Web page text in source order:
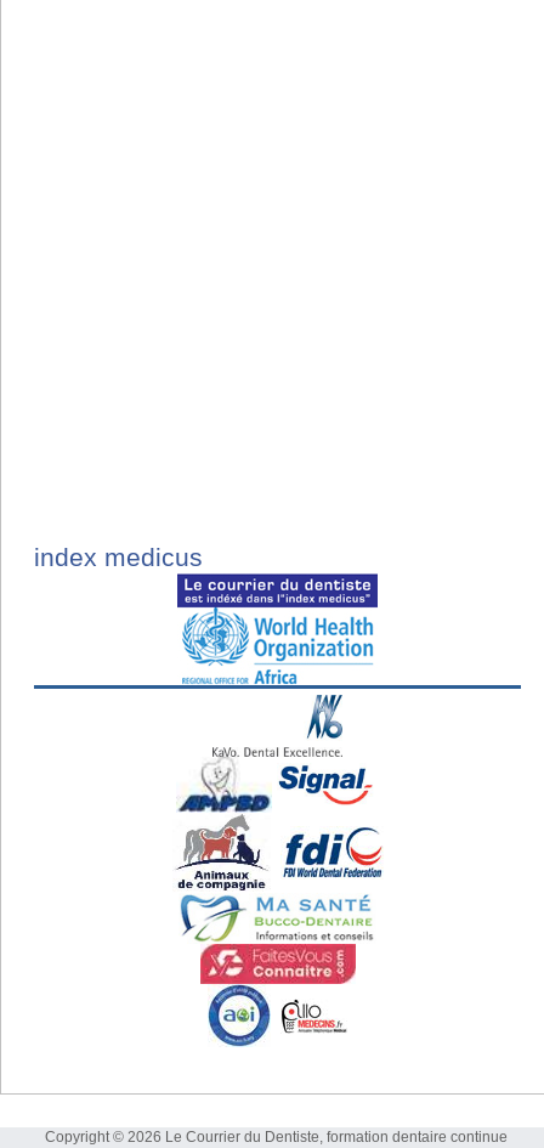
index medicus
Copyright © 2026 Le Courrier du Dentiste, formation dentaire continue